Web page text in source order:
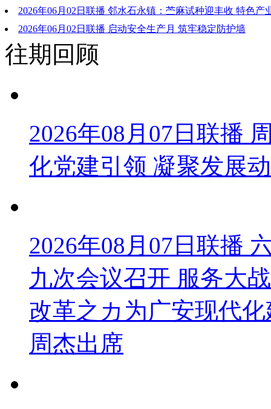
2026年06月02日联播 邻水石永镇：苎麻试种迎丰收 特色产
新路2026年06月02日联播 启动安全生产月 筑牢稳定防护墙
往期回顾
2026年08月07日联播
化党建引领 凝聚发展
2026年08月07日联播
九次会议召开 服务大
改革之カ为广安现代
周杰出席